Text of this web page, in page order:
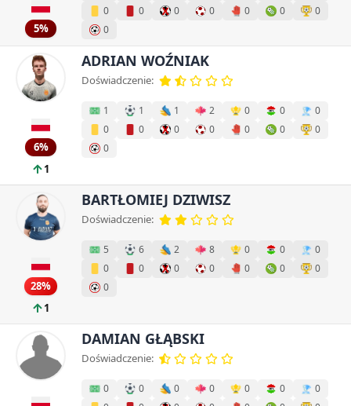
5%
0
0 0 0 0 0
0
0
6%
1
ADRIAN WOŹNIAK
Doświadczenie:
1 1 1 2 0 0
0
0
0 0 0 0 0
0
0
28%
1
BARTŁOMIEJ DZIWISZ
Doświadczenie:
5 6 2 8 0 0
0
0
0 0 0 0 0
0
0
DAMIAN GŁĄBSKI
Doświadczenie:
0 0 0 0 0 0
0